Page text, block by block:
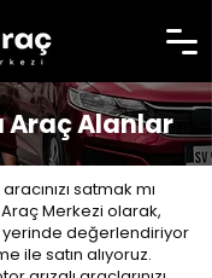
Araç Alanlar
satmak mı
Merkezi olarak,
yerinde değerlendiriyor
ile satın alıyoruz.